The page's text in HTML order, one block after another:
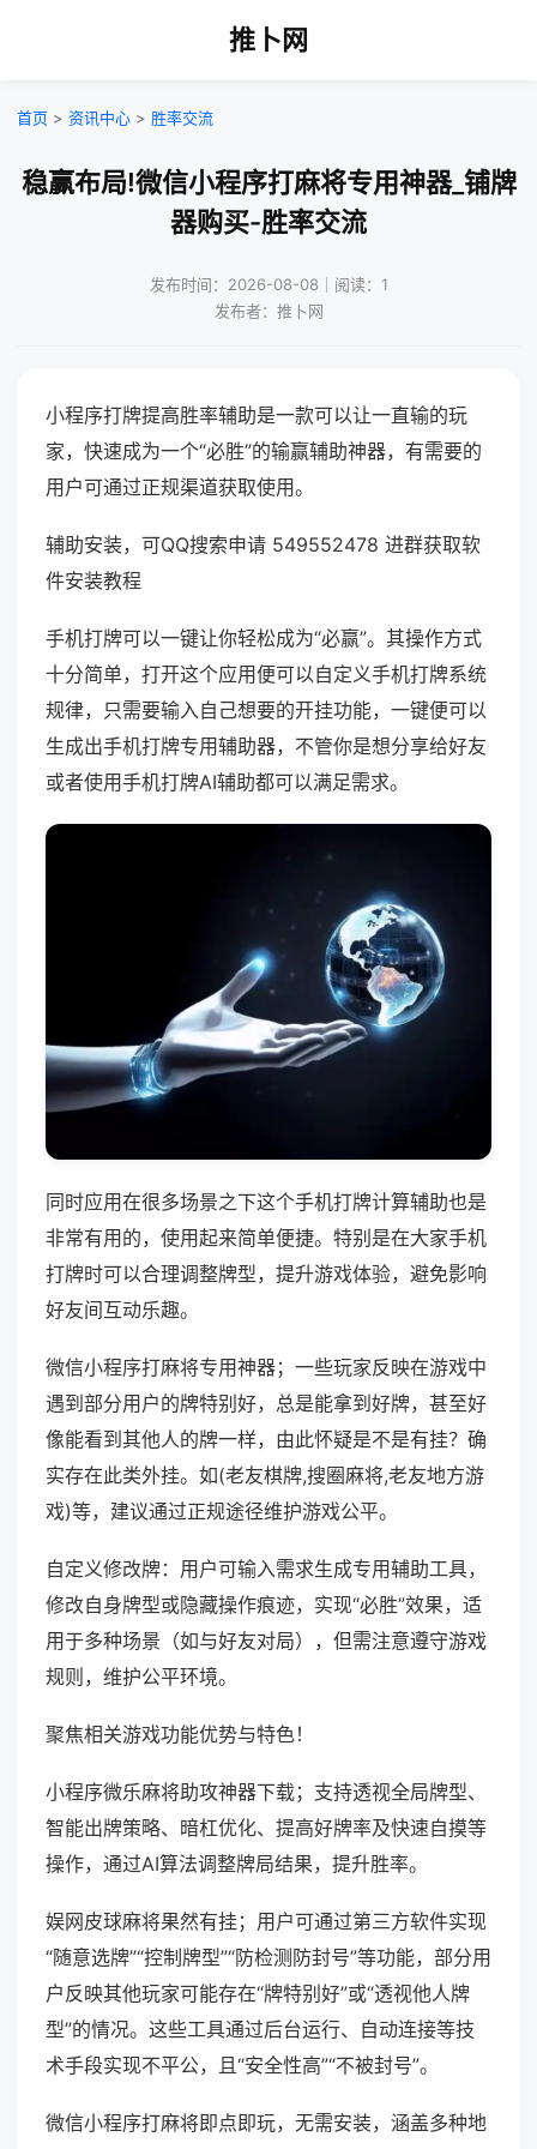
推卜网
首页 > 资讯中心 > 胜率交流
稳赢布局!微信小程序打麻将专用神器_铺牌
器购买-胜率交流
发布时间：2026-08-08｜阅读：1
发布者：推卜网
小程序打牌提高胜率辅助是一款可以让一直输的玩
家，快速成为一个“必胜”的输赢辅助神器，有需要的
用户可通过正规渠道获取使用。
辅助安装，可QQ搜索申请 549552478 进群获取软
件安装教程
手机打牌可以一键让你轻松成为“必赢”。其操作方式
十分简单，打开这个应用便可以自定义手机打牌系统
规律，只需要输入自己想要的开挂功能，一键便可以
生成出手机打牌专用辅助器，不管你是想分享给好友
或者使用手机打牌AI辅助都可以满足需求。
同时应用在很多场景之下这个手机打牌计算辅助也是
非常有用的，使用起来简单便捷。特别是在大家手机
打牌时可以合理调整牌型，提升游戏体验，避免影响
好友间互动乐趣。
微信小程序打麻将专用神器；一些玩家反映在游戏中
遇到部分用户的牌特别好，总是能拿到好牌，甚至好
像能看到其他人的牌一样，由此怀疑是不是有挂？确
实存在此类外挂。如(老友棋牌,搜圈麻将,老友地方游
戏)等，建议通过正规途径维护游戏公平。
自定义修改牌：用户可输入需求生成专用辅助工具，
修改自身牌型或隐藏操作痕迹，实现“必胜”效果，适
用于多种场景（如与好友对局），但需注意遵守游戏
规则，维护公平环境。
聚焦相关游戏功能优势与特色！
小程序微乐麻将助攻神器下载；支持透视全局牌型、
智能出牌策略、暗杠优化、提高好牌率及快速自摸等
操作，通过AI算法调整牌局结果，提升胜率。
娱网皮球麻将果然有挂；用户可通过第三方软件实现
“随意选牌”“控制牌型”“防检测防封号”等功能，部分用
户反映其他玩家可能存在“牌特别好”或“透视他人牌
型”的情况。这些工具通过后台运行、自动连接等技
术手段实现不平公，且“安全性高”“不被封号”。
微信小程序打麻将即点即玩，无需安装，涵盖多种地